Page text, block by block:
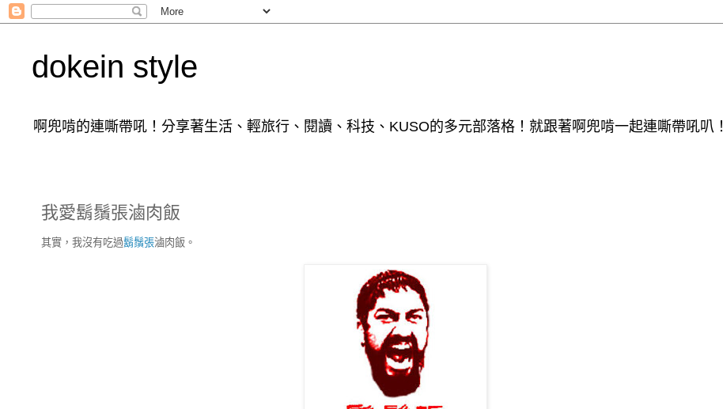
dokein style
啊兜啃的連嘶帶吼！分享著生活、輕旅行、閱讀、科技、KUSO的多元部落格！就跟著啊兜啃一起連嘶帶吼叭！
我愛鬍鬚張滷肉飯
其實，我沒有吃過鬍鬚張滷肉飯。